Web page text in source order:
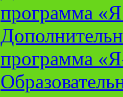
программа «Я
программа